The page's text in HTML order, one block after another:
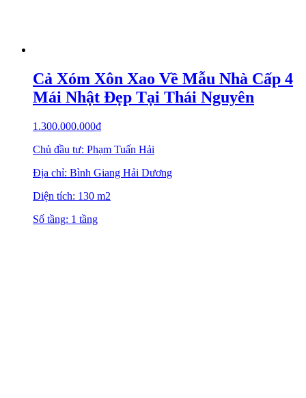
Cả Xóm Xôn Xao Về Mẫu Nhà Cấp 4
Mái Nhật Đẹp Tại Thái Nguyên
1.300.000.000₫
Chủ đầu tư: Phạm Tuấn Hải
Địa chỉ: Bình Giang Hải Dương
Diện tích: 130 m2
Số tầng: 1 tầng